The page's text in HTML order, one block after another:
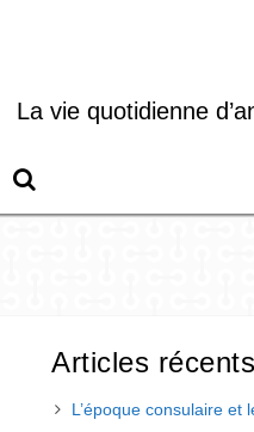
La vie quotidienne
Articles récents
L’époque consulaire et